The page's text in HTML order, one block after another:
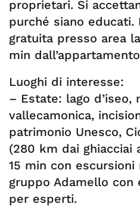
proprietari. Si
purché siano educati.
gratuita presso area
min
Luoghi di interesse:
– Estate: lago d’iseo,
vallecamonica,
patrimonio Unesco,
(280 km dai ghiacciai
15 min con
gruppo Adamello con
per esperti.